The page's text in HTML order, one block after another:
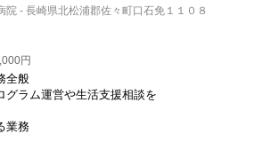
- 長崎県北松浦郡佐々町口石免１１０８
円
全般
グラム運営や生活支援相談を
業務